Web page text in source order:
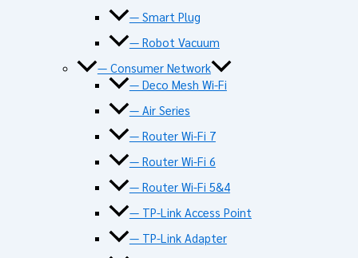
— Smart Plug
— Robot Vacuum
— Consumer Network
— Deco Mesh Wi-Fi
— Air Series
— Router Wi-Fi 7
— Router Wi-Fi 6
— Router Wi-Fi 5&4
— TP-Link Access Point
— TP-Link Adapter